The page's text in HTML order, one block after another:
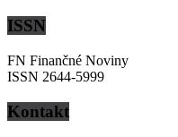
ISSN
FN Finančné Noviny
ISSN 2644-5999
Kontakt